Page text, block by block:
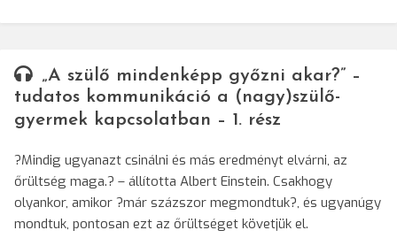
„A szülő mindenképp győzni akar?” –
tudatos kommunikáció a (nagy)szülő-
gyermek kapcsolatban – 1. rész
?Mindig ugyanazt csinálni és más eredményt elvárni, az
őrültség maga.? – állította Albert Einstein. Csakhogy
olyankor, amikor ?már százszor megmondtuk?, és ugyanúgy
mondtuk, pontosan ezt az őrültséget követjük el.